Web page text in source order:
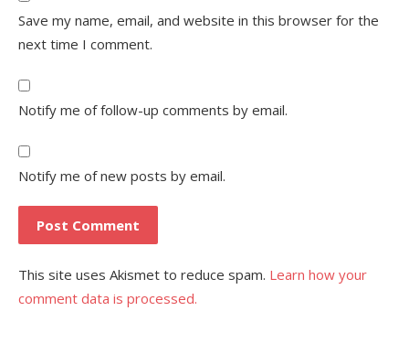
Save my name, email, and website in this browser for the
next time I comment.
Notify me of follow-up comments by email.
Notify me of new posts by email.
This site uses Akismet to reduce spam. Learn how your
comment data is processed.